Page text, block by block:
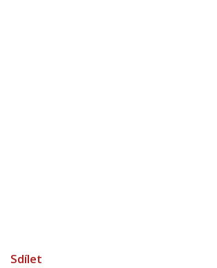
Sdílet